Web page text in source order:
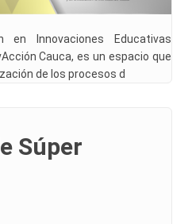
en Innovaciones Educativas
Cauca, es un espacio que
de los procesos d
Súper